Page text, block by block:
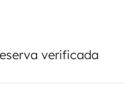
verificada